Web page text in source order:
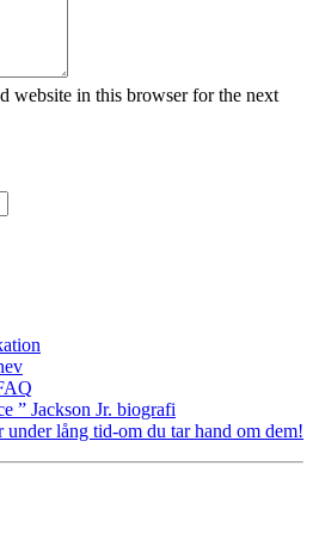
website in this browser for the next
” Jackson Jr. biografi
under lång tid-om du tar hand om dem!